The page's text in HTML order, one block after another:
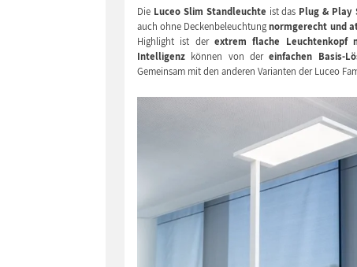
Die Luceo Slim Standleuchte ist das Plug & Play
auch ohne Deckenbeleuchtungnormgerecht und
Highlight ist derextrem flache Leuchtenkopf
Intelligenz können von dereinfachen Basis-
Gemeinsam mit den anderen Varianten der Luceo